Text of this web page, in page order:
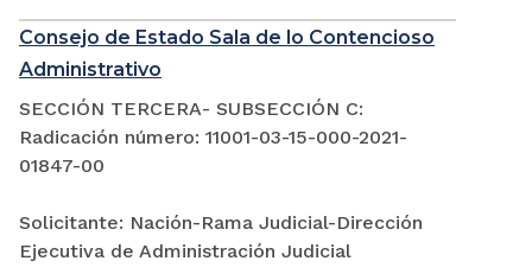
Consejo de Estado Sala de lo Contencioso
Administrativo
SECCIÓN TERCERA- SUBSECCIÓN C:
Radicación número: 11001-03-15-000-2021-
01847-00
Solicitante: Nación-Rama Judicial-Dirección
Ejecutiva de Administración Judicial